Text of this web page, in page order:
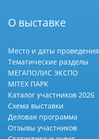
О выставке
Место и даты проведения
Тематические разделы
МЕГАПОЛИС ЭКСПО
MITEX ПАРК
Каталог участников 2026
Схема выставки
Деловая программа
Отзывы участников